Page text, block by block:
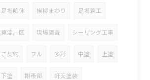
足場解体 挨拶まわり 足場着工
東淀川区 現場調査 シーリング工事
ご契約 フル 多彩 中塗 上塗
下塗 附帯部 軒天塗装